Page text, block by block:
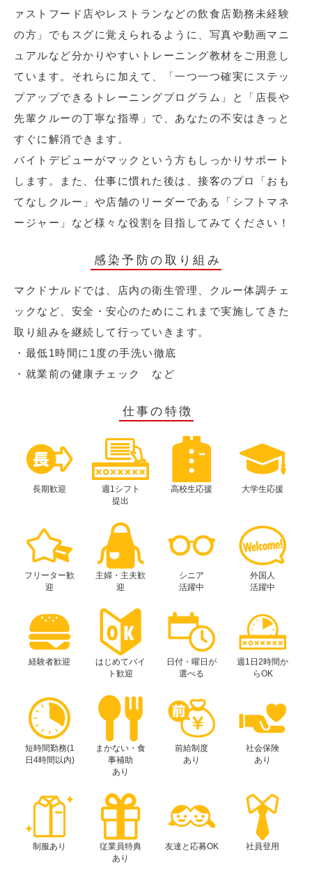
ァストフード店やレストランなどの飲食店勤務未経験
の方」でもスグに覚えられるように、写真や動画マニ
ュアルなど分かりやすいトレーニング教材をご用意し
ています。それらに加えて、「一つ一つ確実にステッ
プアップできるトレーニングプログラム」と「店長や
先輩クルーの丁寧な指導」で、あなたの不安はきっと
すぐに解消できます。
バイトデビューがマックという方もしっかりサポート
します。また、仕事に慣れた後は、接客のプロ「おも
てなしクルー」や店舗のリーダーである「シフトマネ
ージャー」など様々な役割を目指してみてください！
感染予防の取り組み
マクドナルドでは、店内の衛生管理、クルー体調チェ
ックなど、安全・安心のためにこれまで実施してきた
取り組みを継続して行っていきます。
・最低1時間に1度の手洗い徹底
・就業前の健康チェック など
仕事の特徴
長期歓迎
週1シフト
提出
高校生応援 大学生応援
フリーター歓
迎
主婦・主夫歓
迎
シニア
活躍中
外国人
活躍中
経験者歓迎
はじめてバイ
ト歓迎
日付・曜日が
選べる
週1日2時間か
らOK
短時間勤務(1
日4時間以内)
まかない・食
事補助
あり
前給制度
あり
社会保険
あり
制服あり
従業員特典
あり
友達と応募OK 社員登用